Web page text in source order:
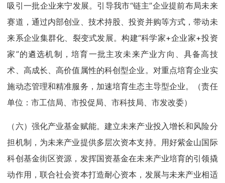
吸引一批企业来宁发展。引导我市“链主”企业提前布局未来
赛道，通过内部创业、技术持股、投资并购等方式，带动未
来系企业集群化、裂变式发展。构建“科学家+企业家+投资
家”的遴选机制，培育一批主攻未来产业方向、具备高技
术、高成长、高价值属性的科创型企业。对重点培育企业实
施动态管理和精准服务，加速培育生态主导型企业。（责任
单位：市工信局、市投促局、市科技局、市发改委）
（六）强化产业基金赋能。建立未来产业投入增长和风险分
担机制，为未来产业提供多层次资本支持。用好紫金山国际
科创基金街区资源，发挥国资基金在未来产业培育的引领撬
动作用，联合社会资本打造耐心资本，发展与未来产业相适